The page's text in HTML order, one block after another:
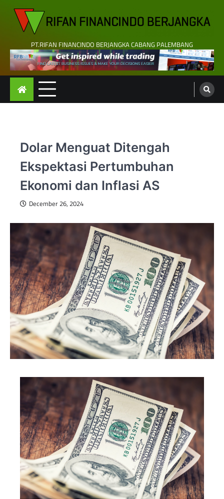
content
PT.RIFAN FINANCINDO BERJANGKA CABANG PALEMBANG
Dolar Menguat Ditengah
Ekspektasi Pertumbuhan
Ekonomi dan Inflasi AS
December 26, 2024